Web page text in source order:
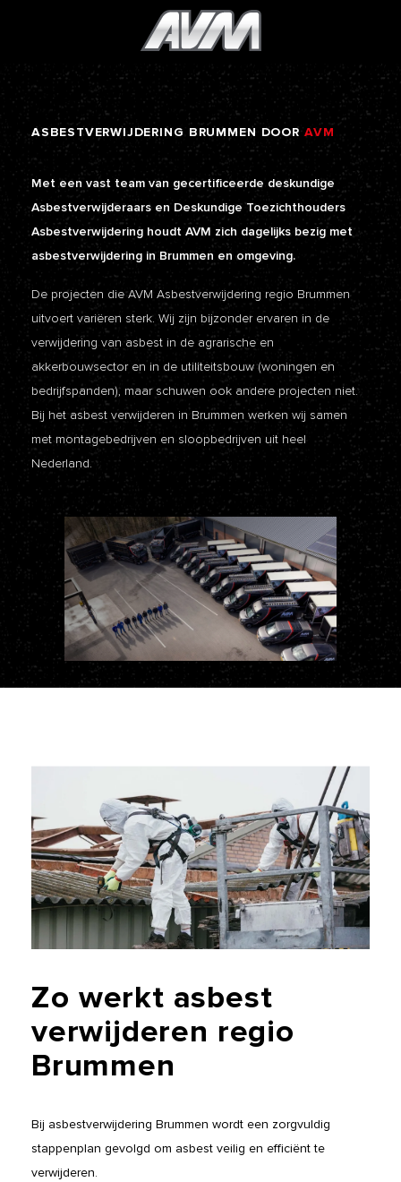
ASBESTVERWIJDERING BRUMMEN DOOR AVM
Met een vast team van gecertificeerde deskundige
Asbestverwijderaars en Deskundige Toezichthouders
Asbestverwijdering houdt AVM zich dagelijks bezig met
asbestverwijdering in Brummen en omgeving.
De projecten die AVM Asbestverwijdering regio Brummen
uitvoert variëren sterk. Wij zijn bijzonder ervaren in de
verwijdering van asbest in de agrarische en
akkerbouwsector en in de utiliteitsbouw (woningen en
bedrijfspanden), maar schuwen ook andere projecten niet.
Bij het asbest verwijderen in Brummen werken wij samen
met montagebedrijven en sloopbedrijven uit heel
Nederland.
Zo werkt asbest
verwijderen regio
Brummen
Bij asbestverwijdering Brummen wordt een zorgvuldig
stappenplan gevolgd om asbest veilig en efficiënt te
verwijderen.